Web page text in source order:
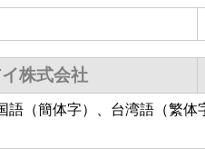
株式会社
語（簡体字）、台湾語（繁